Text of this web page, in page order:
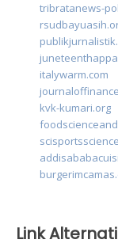
tribratanews-
italywarm.com
kvk-kumari.org
Link